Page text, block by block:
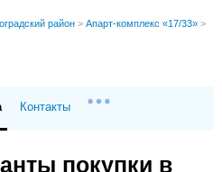
район > Апарт-комплекс «17/33» >
Контакты
покупки в